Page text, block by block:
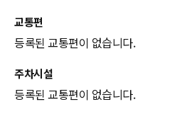
교통편
등록된 교통편이 없습니다.
주차시설
등록된 교통편이 없습니다.